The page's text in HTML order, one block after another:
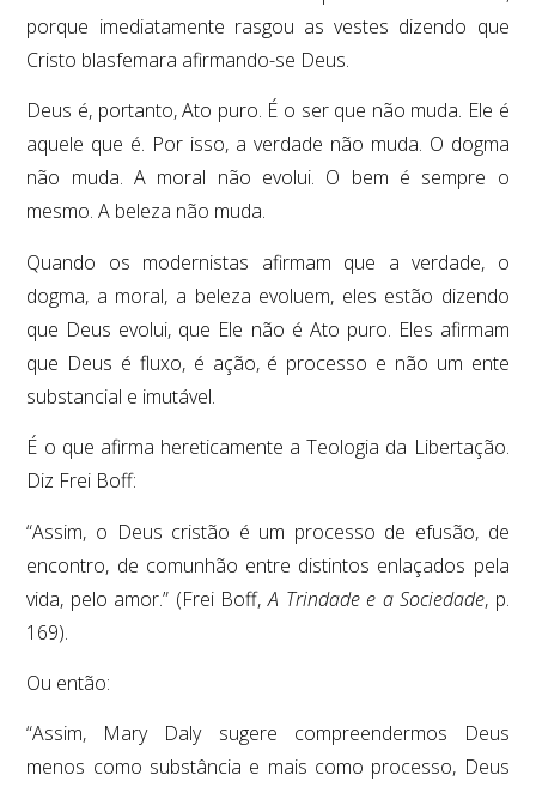
porque imediatamente rasgou as vestes dizendo que
Cristo blasfemara afirmando-se Deus.
Deus é, portanto, Ato puro. É o ser que não muda. Ele é
aquele que é. Por isso, a verdade não muda. O dogma
não muda. A moral não evolui. O bem é sempre o
mesmo. A beleza não muda.
Quando os modernistas afirmam que a verdade, o
dogma, a moral, a beleza evoluem, eles estão dizendo
que Deus evolui, que Ele não é Ato puro. Eles afirmam
que Deus é fluxo, é ação, é processo e não um ente
substancial e imutável.
É o que afirma hereticamente a Teologia da Libertação.
Diz Frei Boff:
“Assim, o Deus cristão é um processo de efusão, de
encontro, de comunhão entre distintos enlaçados pela
vida, pelo amor.” (Frei Boff,A Trindade e a Sociedade, p.
169).
Ou então:
“Assim, Mary Daly sugere compreendermos Deus
menos como substância e mais como processo, Deus